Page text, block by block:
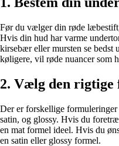
Før du vælger din røde
Hvis din hud har varme
kirsebær eller mursten se bedst
køligere, vil røde nuancer som
2. Vælg den rigtige
Der er forskellige
satin, og glossy. Hvis du
en mat formel ideel. Hvis du
en satin eller glossy formel.